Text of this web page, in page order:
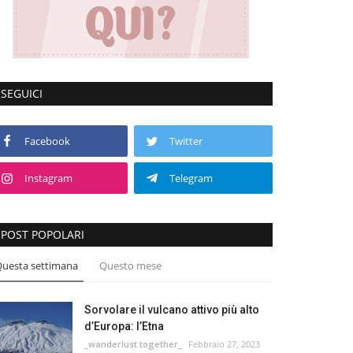
SEGUICI
Facebook Twitter
Instagram Telegram
POST POPOLARI
settimana Questo mese
Sorvolare il vulcano attivo più alto
d’Europa: l’Etna
_wanderlust.together_ Febbraio 27, 2023